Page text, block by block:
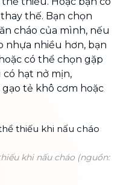
thế. Bạn chọn
cháo của mình, nếu
nhựa nhiều hơn, bạn
có thể chọn gặp
hạt nở mịn,
tẻ khô cơm hoặc
khi nấu cháo (nguồn: